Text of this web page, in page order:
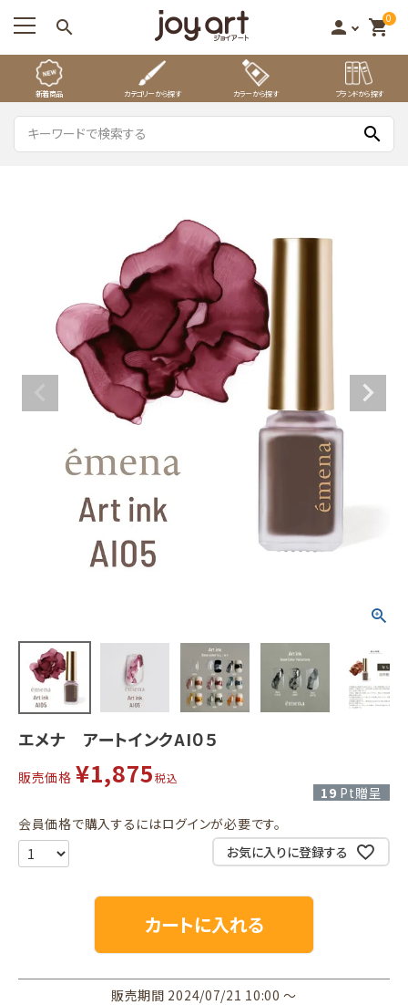
search person 0
shopping_cart
新着商品 カテゴリーから探す カラーから探す ブランドから探す
search
エメナ アートインクAI０５
販売価格 ¥1,875税込
19 Pt贈呈
会員価格で購入するにはログインが必要です。
お気に入りに登録する
カートに入れる
販売期間 2024/07/21 10:00〜